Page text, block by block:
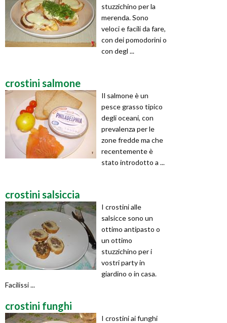
stuzzichino per la
merenda. Sono
veloci e facili da fare,
con dei pomodorini o
con degl ...
crostini salmone
Il salmone è un
pesce grasso tipico
degli oceani, con
prevalenza per le
zone fredde ma che
recentemente è
stato introdotto a ...
crostini salsiccia
I crostini alle
salsicce sono un
ottimo antipasto o
un ottimo
stuzzichino per i
vostri party in
giardino o in casa.
Facilissi ...
crostini funghi
I crostini ai funghi